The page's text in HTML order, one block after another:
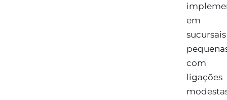
em
sucursais
com
ligações